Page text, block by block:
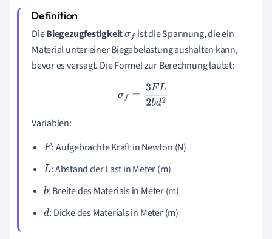
DieBiegezugfestigkeitσf ist die Spannung, die ein
Material unter einer Biegebelastung aushalten kann,
bevor es versagt. Die Formel zur Berechnung lautet:
σf=3F L2bd2
Variablen:
F : Aufgebrachte Kraft in Newton (N)
L : Abstand der Last in Meter (m)
b: Breite des Materials in Meter (m)
d: Dicke des Materials in Meter (m)